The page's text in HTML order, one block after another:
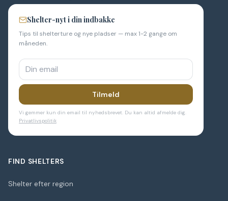
Shelter-nyt i din indbakke
Tips til shelterture og nye pladser — max 1-2 gange om
måneden.
Tilmeld
Vi gemmer kun din email til nyhedsbrevet. Du kan altid afmelde dig.
Privatlivspolitik
FIND SHELTERS
Shelter efter region